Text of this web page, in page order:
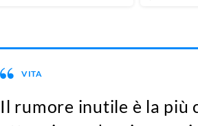
VITA
Il rumore inutile è la più